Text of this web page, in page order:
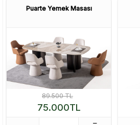
Puarte Yemek Masası
89.500TL
75.000TL